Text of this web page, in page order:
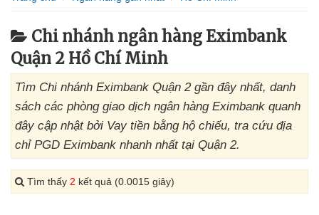
Chi nhánh ngân hàng Eximbank
Quận 2 Hồ Chí Minh
Tìm Chi nhánh Eximbank Quận 2 gần đây nhất, danh
sách các phòng giao dịch ngân hàng Eximbank quanh
đây cập nhật bởi Vay tiền bằng hộ chiếu, tra cứu địa
chỉ PGD Eximbank nhanh nhất tại Quận 2.
Tìm thấy 2 kết quả (0.0015 giây)